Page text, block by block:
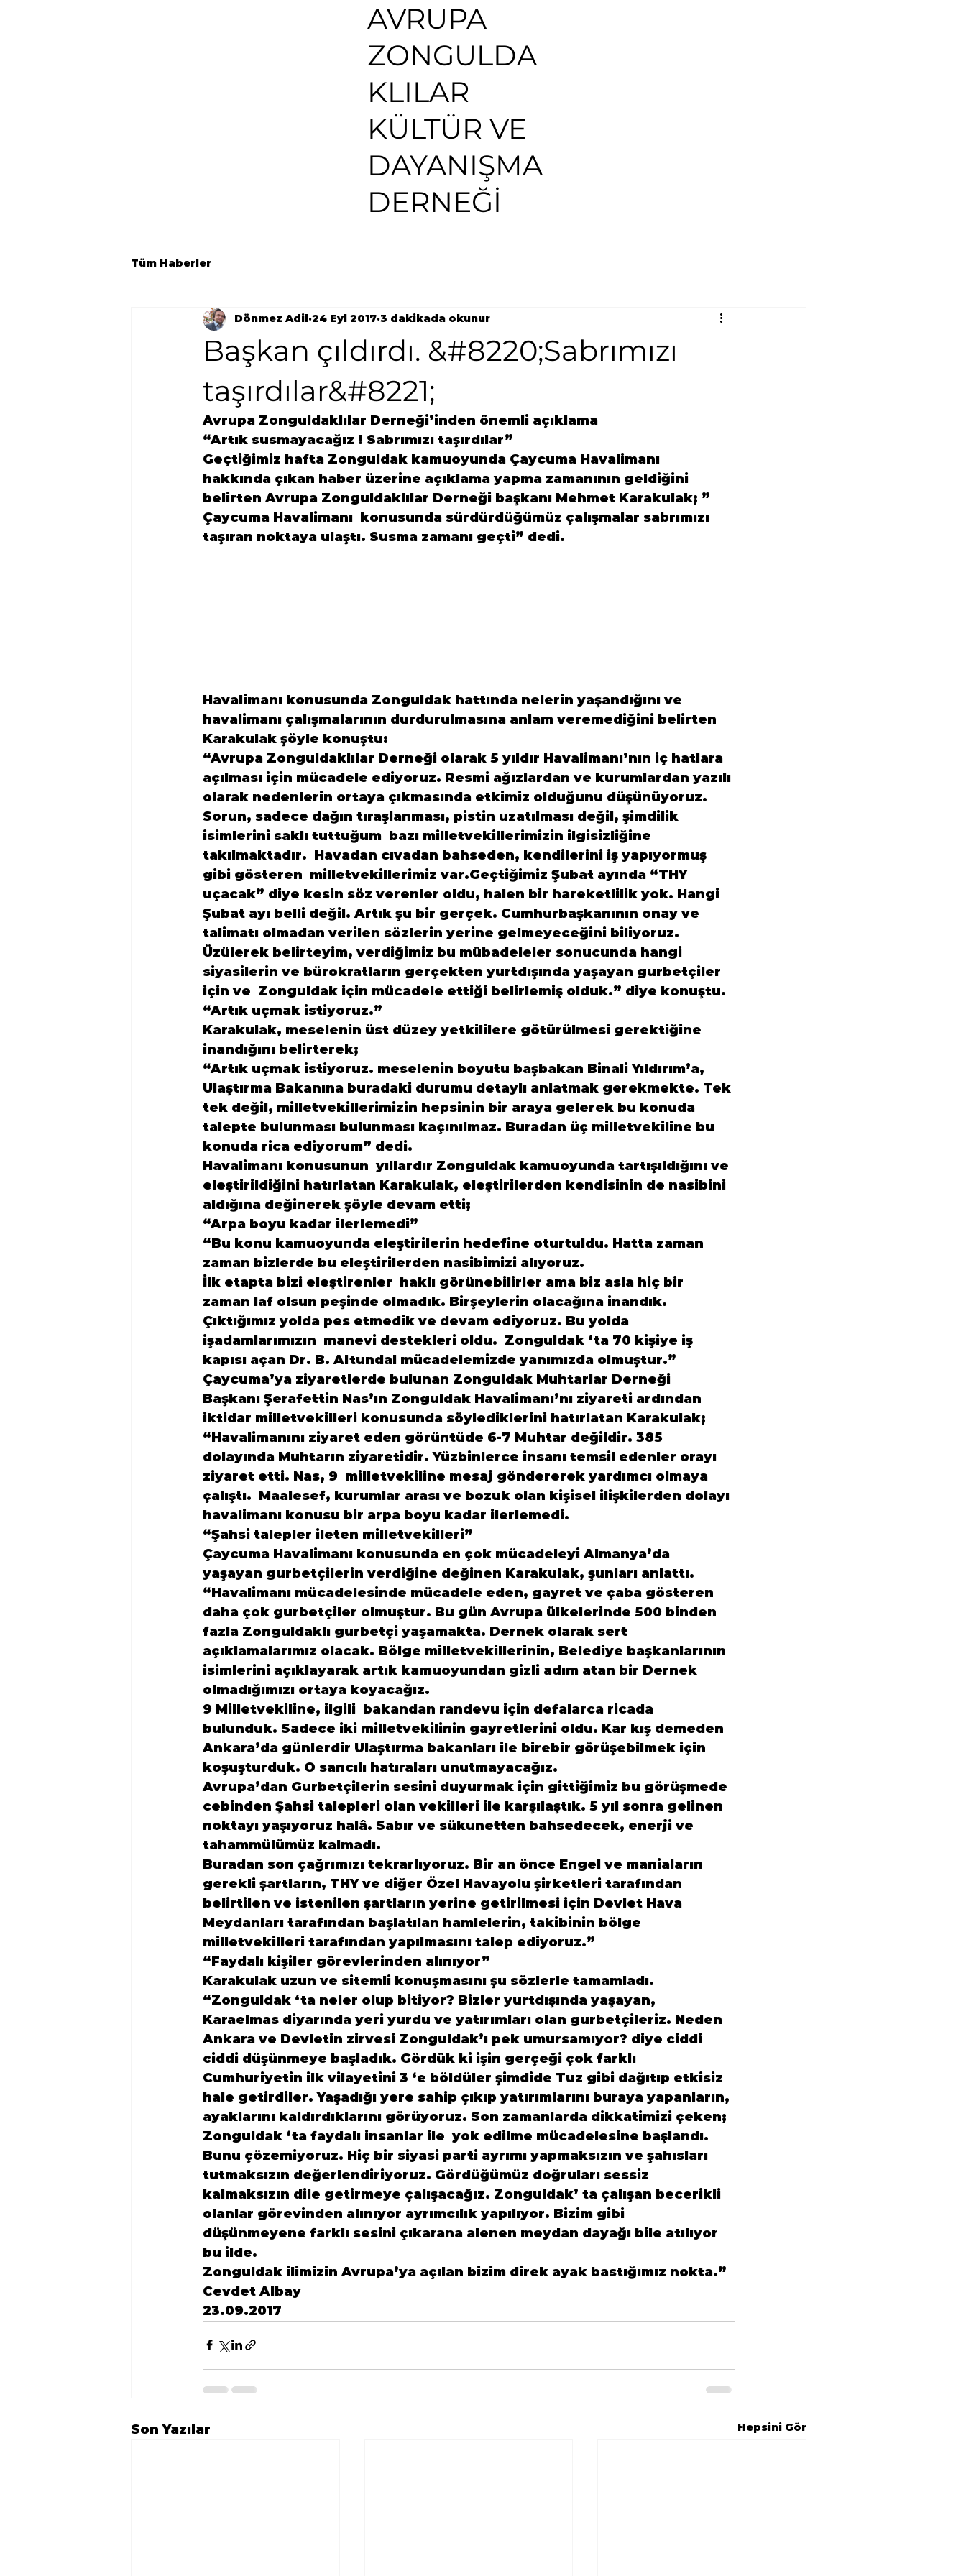
AVRUPA
ZONGULDA
KLILAR
KÜLTÜR VE
DAYANIŞMA
DERNEĞİ
Tüm Haberler
Başkan çıldırdı. &#8220;Sabrımızı
taşırdılar&#8221;
Dönmez Adil 24 Eyl 2017 3 dakikada okunur
Avrupa Zonguldaklılar Derneği’inden önemli açıklama
“Artık susmayacağız ! Sabrımızı taşırdılar”
Geçtiğimiz hafta Zonguldak kamuoyunda Çaycuma Havalimanı
hakkında çıkan haber üzerine açıklama yapma zamanının geldiğini
belirten Avrupa Zonguldaklılar Derneği başkanı Mehmet Karakulak; ”
Çaycuma Havalimanı  konusunda sürdürdüğümüz çalışmalar sabrımızı
taşıran noktaya ulaştı. Susma zamanı geçti” dedi.
Havalimanı konusunda Zonguldak hattında nelerin yaşandığını ve
havalimanı çalışmalarının durdurulmasına anlam veremediğini belirten
Karakulak şöyle konuştu:
“Avrupa Zonguldaklılar Derneği olarak 5 yıldır Havalimanı’nın iç hatlara
açılması için mücadele ediyoruz. Resmi ağızlardan ve kurumlardan yazılı
olarak nedenlerin ortaya çıkmasında etkimiz olduğunu düşünüyoruz.
Sorun, sadece dağın tıraşlanması, pistin uzatılması değil, şimdilik
isimlerini saklı tuttuğum  bazı milletvekillerimizin ilgisizliğine
takılmaktadır.  Havadan cıvadan bahseden, kendilerini iş yapıyormuş
gibi gösteren  milletvekillerimiz var.Geçtiğimiz Şubat ayında “THY
uçacak” diye kesin söz verenler oldu, halen bir hareketlilik yok. Hangi
Şubat ayı belli değil. Artık şu bir gerçek. Cumhurbaşkanının onay ve
talimatı olmadan verilen sözlerin yerine gelmeyeceğini biliyoruz.
Üzülerek belirteyim, verdiğimiz bu mübadeleler sonucunda hangi
siyasilerin ve bürokratların gerçekten yurtdışında yaşayan gurbetçiler
için ve  Zonguldak için mücadele ettiği belirlemiş olduk.” diye konuştu.
“Artık uçmak istiyoruz.”
Karakulak, meselenin üst düzey yetkililere götürülmesi gerektiğine
inandığını belirterek;
“Artık uçmak istiyoruz. meselenin boyutu başbakan Binali Yıldırım’a,
Ulaştırma Bakanına buradaki durumu detaylı anlatmak gerekmekte. Tek
tek değil, milletvekillerimizin hepsinin bir araya gelerek bu konuda
talepte bulunması bulunması kaçınılmaz. Buradan üç milletvekiline bu
konuda rica ediyorum” dedi.
Havalimanı konusunun  yıllardır Zonguldak kamuoyunda tartışıldığını ve
eleştirildiğini hatırlatan Karakulak, eleştirilerden kendisinin de nasibini
aldığına değinerek şöyle devam etti;
“Arpa boyu kadar ilerlemedi”
“Bu konu kamuoyunda eleştirilerin hedefine oturtuldu. Hatta zaman
zaman bizlerde bu eleştirilerden nasibimizi alıyoruz.
İlk etapta bizi eleştirenler  haklı görünebilirler ama biz asla hiç bir
zaman laf olsun peşinde olmadık. Birşeylerin olacağına inandık.
Çıktığımız yolda pes etmedik ve devam ediyoruz. Bu yolda
işadamlarımızın  manevi destekleri oldu.  Zonguldak ‘ta 70 kişiye iş
kapısı açan Dr. B. Altundal mücadelemizde yanımızda olmuştur.”
Çaycuma’ya ziyaretlerde bulunan Zonguldak Muhtarlar Derneği
Başkanı Şerafettin Nas’ın Zonguldak Havalimanı’nı ziyareti ardından
iktidar milletvekilleri konusunda söylediklerini hatırlatan Karakulak;
“Havalimanını ziyaret eden görüntüde 6-7 Muhtar değildir. 385
dolayında Muhtarın ziyaretidir. Yüzbinlerce insanı temsil edenler orayı
ziyaret etti. Nas, 9  milletvekiline mesaj göndererek yardımcı olmaya
çalıştı.  Maalesef, kurumlar arası ve bozuk olan kişisel ilişkilerden dolayı
havalimanı konusu bir arpa boyu kadar ilerlemedi.
“Şahsi talepler ileten milletvekilleri”
Çaycuma Havalimanı konusunda en çok mücadeleyi Almanya’da
yaşayan gurbetçilerin verdiğine değinen Karakulak, şunları anlattı.
“Havalimanı mücadelesinde mücadele eden, gayret ve çaba gösteren
daha çok gurbetçiler olmuştur. Bu gün Avrupa ülkelerinde 500 binden
fazla Zonguldaklı gurbetçi yaşamakta. Dernek olarak sert
açıklamalarımız olacak. Bölge milletvekillerinin, Belediye başkanlarının
isimlerini açıklayarak artık kamuoyundan gizli adım atan bir Dernek
olmadığımızı ortaya koyacağız.
9 Milletvekiline, ilgili  bakandan randevu için defalarca ricada
bulunduk. Sadece iki milletvekilinin gayretlerini oldu. Kar kış demeden
Ankara’da günlerdir Ulaştırma bakanları ile birebir görüşebilmek için
koşuşturduk. O sancılı hatıraları unutmayacağız.
Avrupa’dan Gurbetçilerin sesini duyurmak için gittiğimiz bu görüşmede
cebinden Şahsi talepleri olan vekilleri ile karşılaştık. 5 yıl sonra gelinen
noktayı yaşıyoruz halâ. Sabır ve sükunetten bahsedecek, enerji ve
Buradan son çağrımızı tekrarlıyoruz. Bir an önce Engel ve maniaların
gerekli şartların, THY ve diğer Özel Havayolu şirketleri tarafından
belirtilen ve istenilen şartların yerine getirilmesi için Devlet Hava
Meydanları tarafından başlatılan hamlelerin, takibinin bölge
milletvekilleri tarafından yapılmasını talep ediyoruz.”
“Faydalı kişiler görevlerinden alınıyor”
Karakulak uzun ve sitemli konuşmasını şu sözlerle tamamladı.
“Zonguldak ‘ta neler olup bitiyor? Bizler yurtdışında yaşayan,
Karaelmas diyarında yeri yurdu ve yatırımları olan gurbetçileriz. Neden
Ankara ve Devletin zirvesi Zonguldak’ı pek umursamıyor? diye ciddi
ciddi düşünmeye başladık. Gördük ki işin gerçeği çok farklı
Cumhuriyetin ilk vilayetini 3 ‘e böldüler şimdide Tuz gibi dağıtıp etkisiz
hale getirdiler. Yaşadığı yere sahip çıkıp yatırımlarını buraya yapanların,
ayaklarını kaldırdıklarını görüyoruz. Son zamanlarda dikkatimizi çeken;
Zonguldak ‘ta faydalı insanlar ile  yok edilme mücadelesine başlandı.
Bunu çözemiyoruz. Hiç bir siyasi parti ayrımı yapmaksızın ve şahısları
tutmaksızın değerlendiriyoruz. Gördüğümüz doğruları sessiz
kalmaksızın dile getirmeye çalışacağız. Zonguldak’ ta çalışan becerikli
olanlar görevinden alınıyor ayrımcılık yapılıyor. Bizim gibi
düşünmeyene farklı sesini çıkarana alenen meydan dayağı bile atılıyor
bu ilde.
Zonguldak ilimizin Avrupa’ya açılan bizim direk ayak bastığımız nokta.”
Cevdet Albay
23.09.2017
Son Yazılar Hepsini Gör